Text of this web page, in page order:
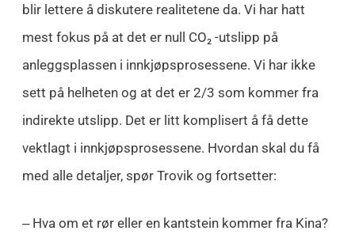
blir lettere å diskutere realitetene da. Vi har hatt
mest fokus på at det er null CO₂ -utslipp på
anleggsplassen i innkjøpsprosessene. Vi har ikke
sett på helheten og at det er 2/3 som kommer fra
indirekte utslipp. Det er litt komplisert å få dette
vektlagt i innkjøpsprosessene. Hvordan skal du få
med alle detaljer, spør Trovik og fortsetter:
‒ Hva om et rør eller en kantstein kommer fra Kina?